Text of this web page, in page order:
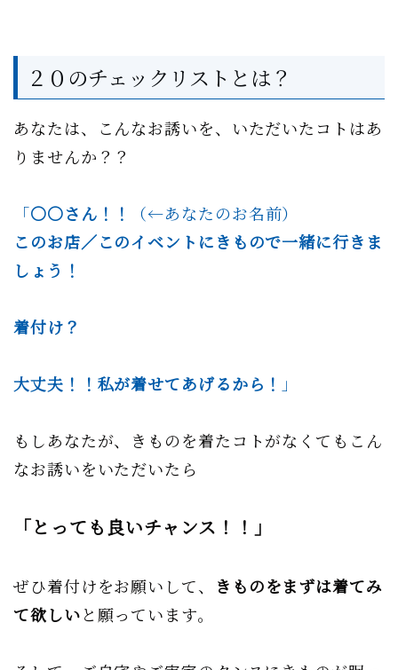
２０のチェックリストとは？
あなたは、こんなお誘いを、いただいたコトはあ
りませんか？？
「〇〇さん！！
（←あなたのお名前）
このお店／このイベントにきもので一緒に行きま
しょう！
着付け？
大丈夫！！私が着せてあげるから！ 」
もしあなたが、きものを着たコトがなくてもこん
なお誘いをいただいたら
「とっても良いチャンス！！」
ぜひ着付けをお願いして、
きものをまずは着てみ
て欲しいと願っています。